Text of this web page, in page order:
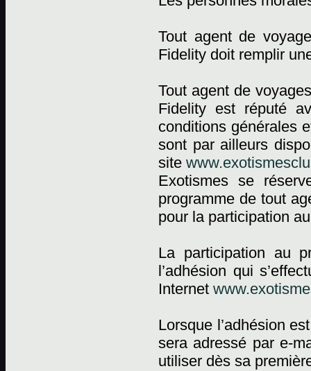
Tout agent de
Fidelity doit remplir
Tout agent de
Fidelity est réputé
conditions générales
sont par ailleurs
site
Exotismes se
programme de tout
pour la participation
La participation au
l’adhésion qui
Internet
Lorsque l’adhésion
sera adressé par e-
utiliser dès sa